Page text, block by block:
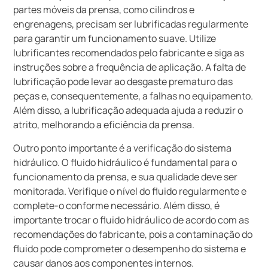
partes móveis da prensa, como cilindros e
engrenagens, precisam ser lubrificadas regularmente
para garantir um funcionamento suave. Utilize
lubrificantes recomendados pelo fabricante e siga as
instruções sobre a frequência de aplicação. A falta de
lubrificação pode levar ao desgaste prematuro das
peças e, consequentemente, a falhas no equipamento.
Além disso, a lubrificação adequada ajuda a reduzir o
atrito, melhorando a eficiência da prensa.
Outro ponto importante é a verificação do sistema
hidráulico. O fluido hidráulico é fundamental para o
funcionamento da prensa, e sua qualidade deve ser
monitorada. Verifique o nível do fluido regularmente e
complete-o conforme necessário. Além disso, é
importante trocar o fluido hidráulico de acordo com as
recomendações do fabricante, pois a contaminação do
fluido pode comprometer o desempenho do sistema e
causar danos aos componentes internos.